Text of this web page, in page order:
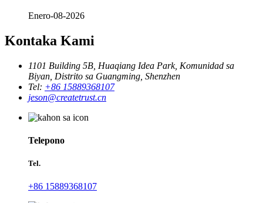
Enero-08-2026
Kontaka Kami
1101 Building 5B, Huaqiang Idea Park, Komunidad sa
Biyan, Distrito sa Guangming, Shenzhen
Tel: +86 15889368107
jeson@createtrust.cn
Telepono
Tel.
+86 15889368107